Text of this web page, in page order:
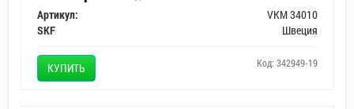
Артикул:
VKM 34010
SKF
Швеция
КУПИТЬ Код: 342949-19